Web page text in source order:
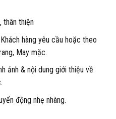
thân thiện
hàng yêu cầu hoặc theo
May mặc.
ảnh & nội dung giới thiệu về
động nhẹ nhàng.